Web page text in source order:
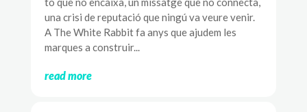
una crisi de reputació que ningú va veure venir.
A The White Rabbit fa anys que ajudem les
marques a construir...
read more